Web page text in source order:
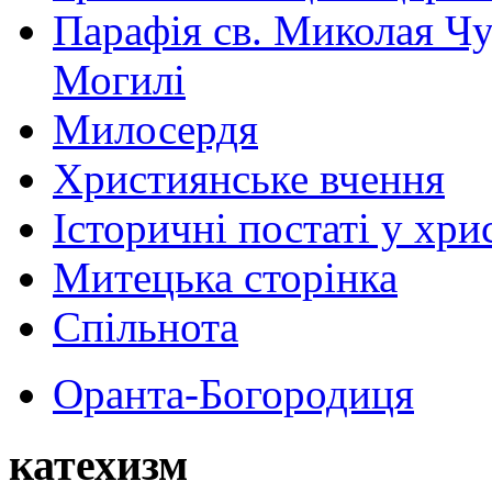
Парафія св. Миколая
Могилі
Милосердя
Християнське вчення
Історичні постаті у
Митецька сторінка
Спільнота
Оранта-Богородиця
катехизм